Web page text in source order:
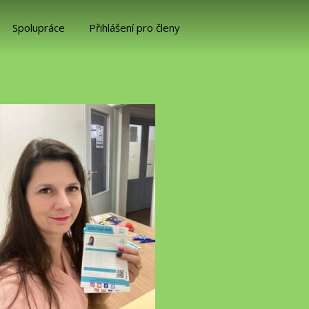
Spolupráce Přihlášení pro členy